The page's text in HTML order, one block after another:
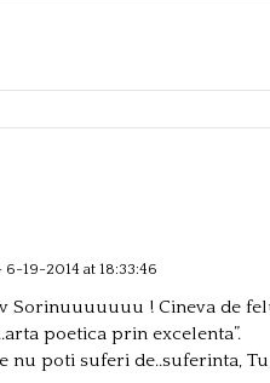
6-19-2014 at 18:33:46
Sorinuuuuuuu ! Cineva de
poetica prin excelenta”.
nu poti suferi de..suferinta,